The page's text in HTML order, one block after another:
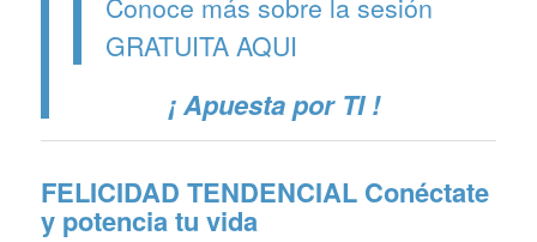
GRATUITA AQUI
¡ Apuesta por TI !
FELICIDAD TENDENCIAL Conéctate
y potencia tu vida